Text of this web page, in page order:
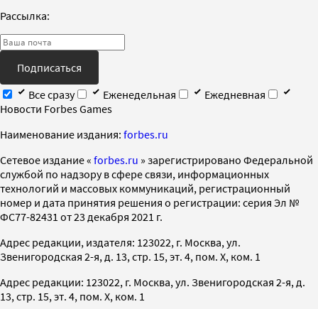
Рассылка:
Подписаться
Все сразу
Еженедельная
Ежедневная
Новости Forbes Games
Наименование издания: forbes.ru
Cетевое издание « forbes.ru » зарегистрировано Федеральной
службой по надзору в сфере связи, информационных
технологий и массовых коммуникаций, регистрационный
номер и дата принятия решения о регистрации: серия Эл №
ФС77-82431 от 23 декабря 2021 г.
Адрес редакции, издателя: 123022, г. Москва, ул.
Звенигородская 2-я, д. 13, стр. 15, эт. 4, пом. X, ком. 1
Адрес редакции: 123022, г. Москва, ул. Звенигородская 2-я, д.
13, стр. 15, эт. 4, пом. X, ком. 1